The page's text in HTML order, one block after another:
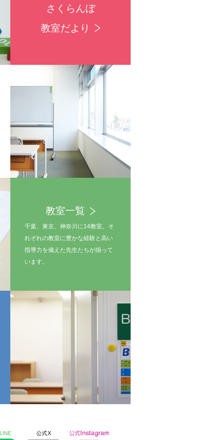
さくらんぼ
教室だより
教室一覧
千葉、東京、神奈川に14教室。そ
れぞれの教室に豊かな経験と高い
指導力を備えた先生たちが揃って
います。